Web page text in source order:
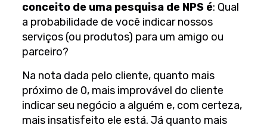
conceito de uma pesquisa de NPS é: Qual
a probabilidade de você indicar nossos
serviços (ou produtos) para um amigo ou
parceiro?
Na nota dada pelo cliente, quanto mais
próximo de 0, mais improvável do cliente
indicar seu negócio a alguém e, com certeza,
mais insatisfeito ele está. Já quanto mais